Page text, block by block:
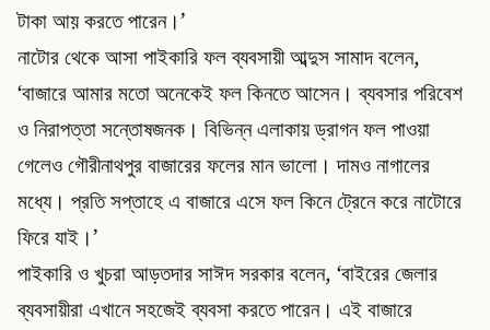
টাকা আয় করতে পারেন।’
নাটোর থেকে আসা পাইকারি ফল ব্যবসায়ী আব্দুস সামাদ বলেন,
‘বাজারে আমার মতো অনেকেই ফল কিনতে আসেন। ব্যবসার পরিবেশ
ও নিরাপত্তা সন্তোষজনক। বিভিন্ন এলাকায় ড্রাগন ফল পাওয়া
গেলেও গৌরীনাথপুর বাজারের ফলের মান ভালো। দামও নাগালের
মধ্যে। প্রতি সপ্তাহে এ বাজারে এসে ফল কিনে ট্রেনে করে নাটোরে
ফিরে যাই।’
পাইকারি ও খুচরা আড়তদার সাঈদ সরকার বলেন, ‘বাইরের জেলার
ব্যবসায়ীরা এখানে সহজেই ব্যবসা করতে পারেন। এই বাজারে